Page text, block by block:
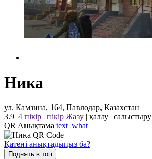
Ника
ул. Камзина, 164, Павлодар, Казахстан
3.9 4 пікір | пікір Жазу | қалау | салыстыру
QR Анықтама text_what
Қатені анықтадыңыз ба?
Поднять в топ